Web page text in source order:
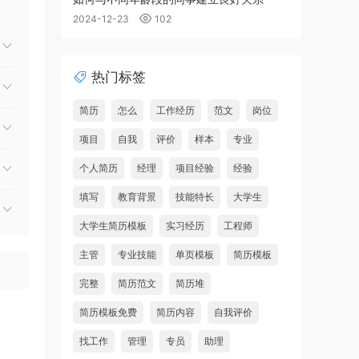
2024-12-23 102
热门标签
简历 怎么 工作经历 范文 岗位
项目 自我 评价 样本 专业
个人简历 经理 项目经验 经验
填写 教育背景 技能特长 大学生
大学生简历模板 实习经历 工程师
主管 专业技能 单页模板 简历模板
完整 简历范文 简历堆
简历模板免费 简历内容 自我评价
找工作 管理 专员 助理